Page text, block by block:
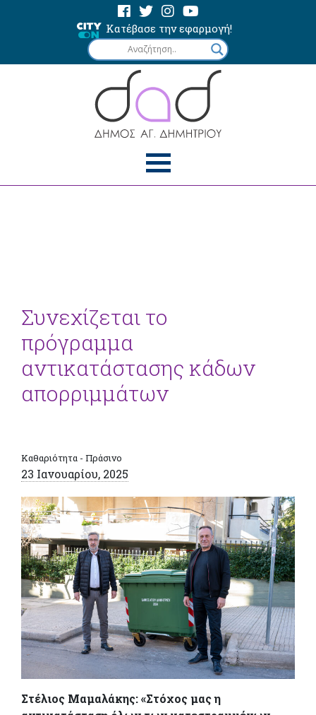
Κατέβασε την εφαρμογή!
Συνεχίζεται το
πρόγραμμα
αντικατάστασης κάδων
απορριμμάτων
Καθαριότητα - Πράσινο
23 Ιανουαρίου, 2025
Στέλιος Μαμαλάκης: «Στόχος μας η